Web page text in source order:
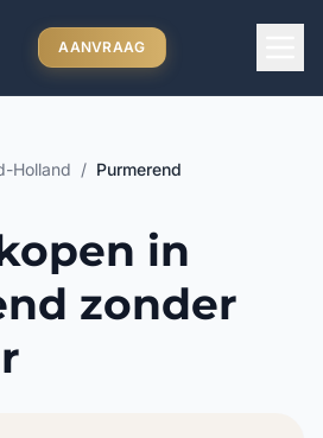
AANVRAAG
Holland / Purmerend
in
zonder